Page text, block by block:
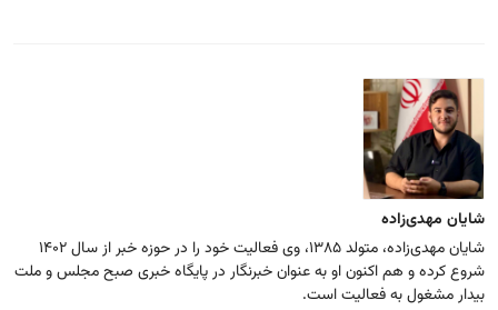
شایان مهدی‌زاده
شایان مهدی‌زاده، متولد ۱۳۸۵، وی فعالیت خود را در حوزه خبر از سال ۱۴۰۲
شروع کرده و هم اکنون او به عنوان خبرنگار در پایگاه خبری صبح مجلس و ملت
بیدار مشغول به فعالیت است.